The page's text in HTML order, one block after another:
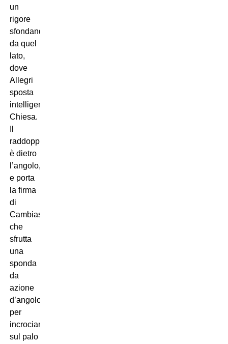
un
rigore
sfondando
da quel
lato,
dove
Allegri
sposta
intelligentemente
Chiesa.
raddoppio
è dietro
l’angolo,
e porta
la firma
di
Cambiaso,
che
sfrutta
una
sponda
da
azione
d’angolo
per
incrociare
sul palo